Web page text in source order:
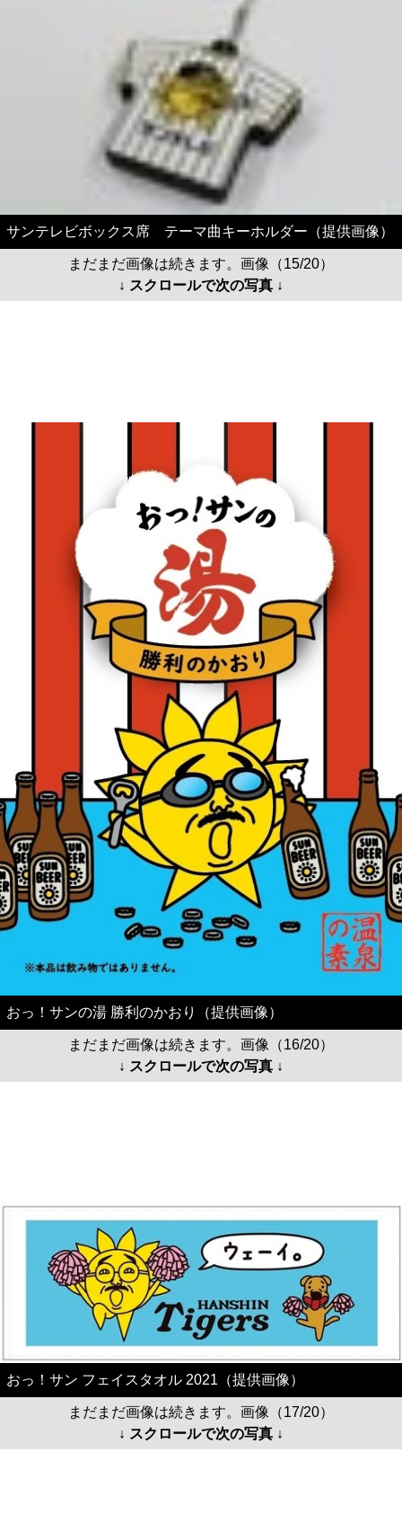
サンテレビボックス席 テーマ曲キーホルダー（提供画像）
まだまだ画像は続きます。画像（15/20）
↓ スクロールで次の写真 ↓
おっ！サンの湯 勝利のかおり（提供画像）
まだまだ画像は続きます。画像（16/20）
↓ スクロールで次の写真 ↓
おっ！サン フェイスタオル 2021（提供画像）
まだまだ画像は続きます。画像（17/20）
↓ スクロールで次の写真 ↓